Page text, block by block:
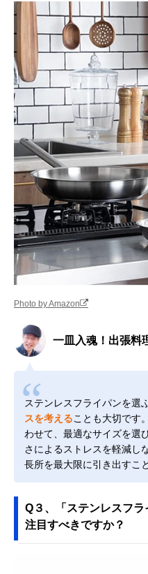
Photo by Amazon
一皿入魂！出張料
ステンレスフライパンを選
スを考えることも大切です
わせて、最適なサイズを選
さによるストレスを軽減し
長所を最大限に引き出すこ
Q３、「ステンレスフ
注目すべきですか？